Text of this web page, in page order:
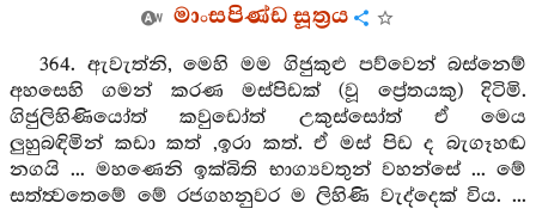
මාංසපිණ්ඩ සූත්‍රය
364. ඇවැත්නි, මෙහි මම ගිජුකුළු පව්වෙන් බස්නෙම්
අහසෙහි ගමන් කරණ මස්පිඩක් (වූ ප්‍රේතයකු) දිටිමි.
ගිජුලිහිණියෝත් කවුඩෝත් උකුස්සෝත් ඒ මෙය
ලුහුබඳිමින් කඩා කත් ,ඉරා කත්. ඒ මස් පිඩ ද බැගෑහඬ
නගයි ... මහණෙනි ඉක්බිති භාග්‍යවතුන් වහන්සේ ... මේ
සත්ත්‍වතෙමේ මේ රජගහනුවර ම ලිහිණි වැද්දෙක් විය. ...